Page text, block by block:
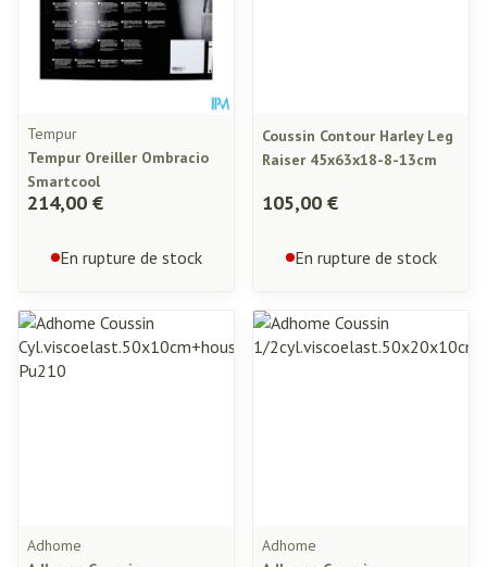
Tempur
Tempur Oreiller Ombracio
Smartcool
214,00 €
En rupture de stock
Coussin Contour Harley Leg
Raiser 45x63x18-8-13cm
105,00 €
En rupture de stock
Adhome
Adhome